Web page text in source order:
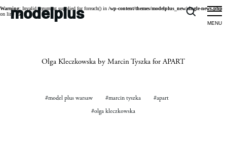
Warning: Invalid argument supplied for foreach() in /wp-content/themes/modelplus_new/single-news.php
on line 25
modelplus
Olga Kleczkowska by Marcin Tyszka for APART
#model plus warsaw #marcin tyszka
#apart
#olga kleczkowska